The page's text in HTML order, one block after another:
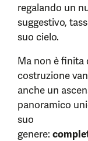
regalando un
suggestivo,
suo cielo.
Ma non è finita
costruzione
anche un
panoramico
suo
genere: